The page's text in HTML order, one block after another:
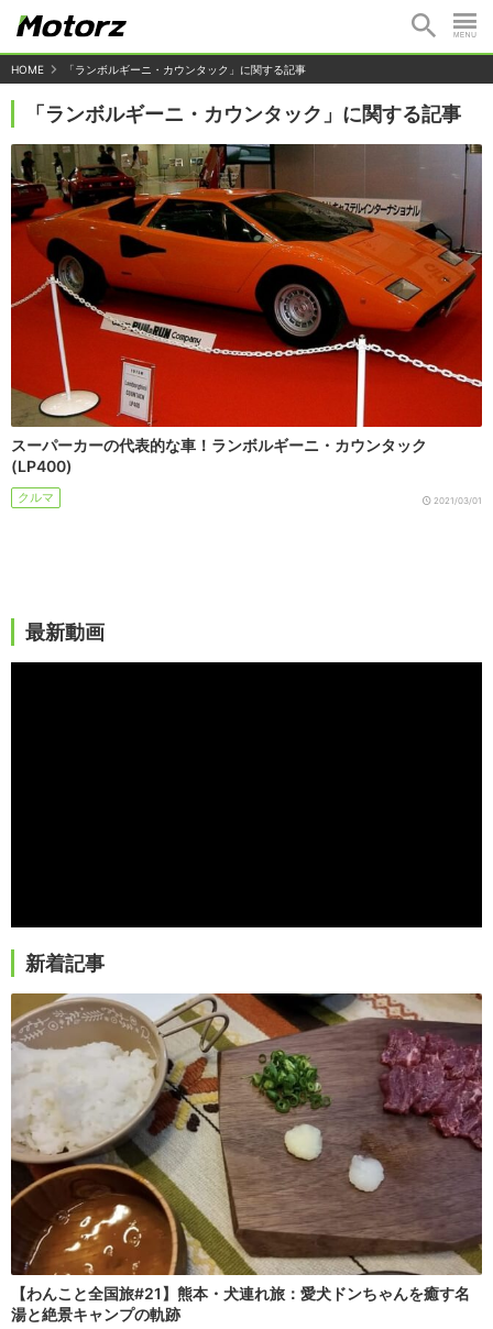
HOME 「ランボルギーニ・カウンタック」に関する記事
「ランボルギーニ・カウンタック」に関する記事
スーパーカーの代表的な車！ランボルギーニ・カウンタック
(LP400)
クルマ 2021/03/01
最新動画
新着記事
【わんこと全国旅#21】熊本・犬連れ旅：愛犬ドンちゃんを癒す名
湯と絶景キャンプの軌跡